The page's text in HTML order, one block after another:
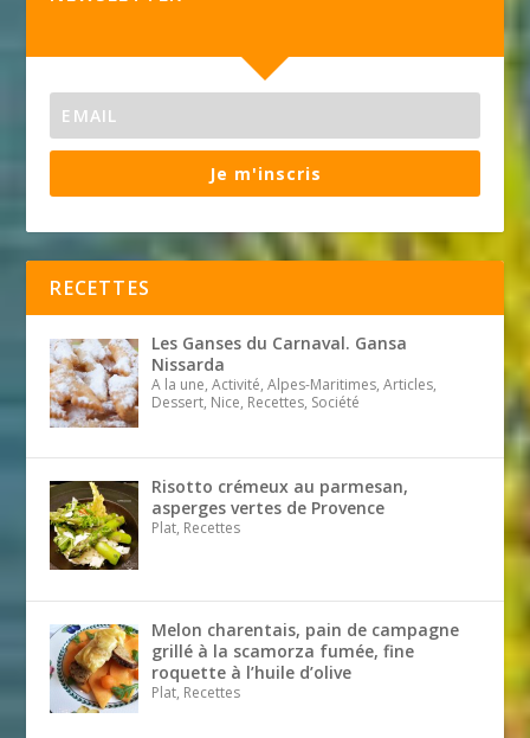
Je m'inscris
RECETTES
Les Ganses du Carnaval. Gansa
Nissarda
A la une, Activité, Alpes-Maritimes, Articles,
Dessert, Nice, Recettes, Société
Risotto crémeux au parmesan,
asperges vertes de Provence
Plat, Recettes
Melon charentais, pain de campagne
grillé à la scamorza fumée, fine
roquette à l’huile d’olive
Plat, Recettes